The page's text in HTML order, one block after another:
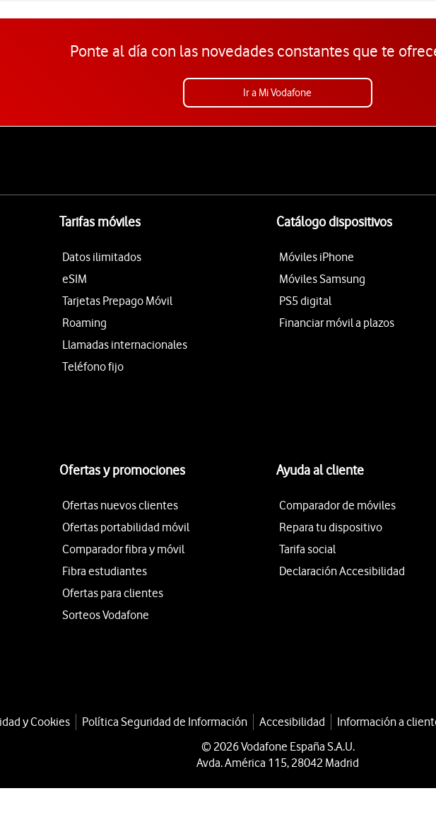
Ponte al día con las novedades constantes que te
Ir a Mi Vodafone
Vodafone
Tarifas móviles
Datos ilimitados
eSIM
Tarjetas Prepago Móvil
Roaming
Llamadas internacionales
Teléfono fijo
Catálogo dispositivos
Móviles iPhone
Móviles Samsung
PS5 digital
Financiar móvil a plazos
Ofertas y promociones
Ofertas nuevos clientes
Ofertas portabilidad móvil
Comparador fibra y móvil
Fibra estudiantes
Ofertas para clientes
Sorteos Vodafone
Ayuda al cliente
Comparador de móviles
Repara tu dispositivo
Tarifa social
Declaración Accesibilidad
y Cookies Política Seguridad de Información Accesibilidad
Información a
© 2026 Vodafone España S.A.U.
Avda. América 115, 28042 Madrid